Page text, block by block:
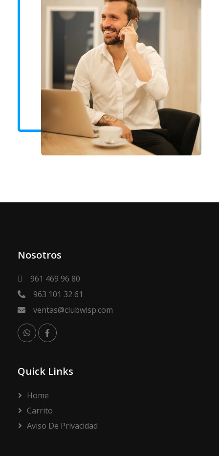
Nosotros
961 469 96 80
963 101 32 61
ventas@clubwisp.com
Quick Links
Home
Carrito
Aviso De Privacidad